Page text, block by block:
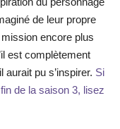
de leur propre
encore plus
est complètement
pu s’inspirer. Si
de la saison 3, lisez